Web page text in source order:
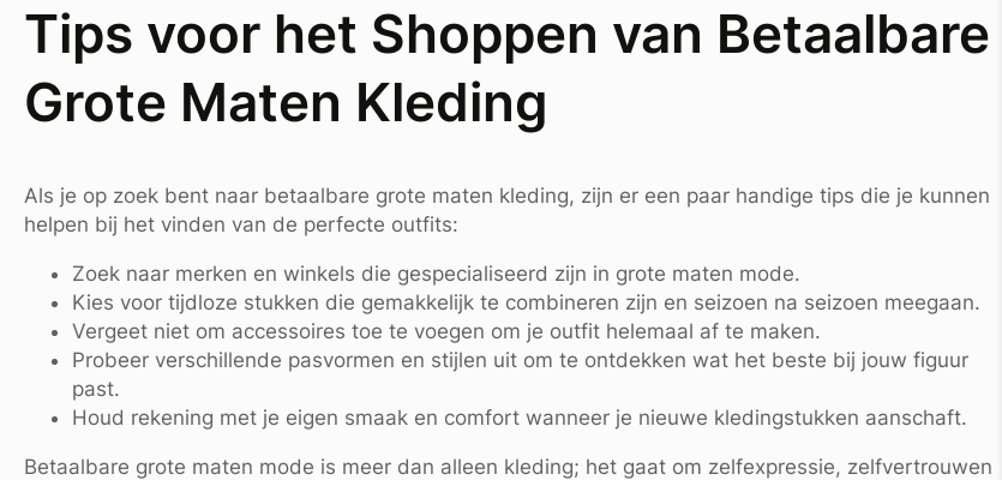
Tips voor het Shoppen van Betaalbare
Grote Maten Kleding
Als je op zoek bent naar betaalbare grote maten kleding, zijn er een paar handige tips die je kunnen
helpen bij het vinden van de perfecte outfits:
Zoek naar merken en winkels die gespecialiseerd zijn in grote maten mode.
Kies voor tijdloze stukken die gemakkelijk te combineren zijn en seizoen na seizoen meegaan.
Vergeet niet om accessoires toe te voegen om je outfit helemaal af te maken.
Probeer verschillende pasvormen en stijlen uit om te ontdekken wat het beste bij jouw figuur
past.
Houd rekening met je eigen smaak en comfort wanneer je nieuwe kledingstukken aanschaft.
Betaalbare grote maten mode is meer dan alleen kleding; het gaat om zelfexpressie, zelfvertrouwen